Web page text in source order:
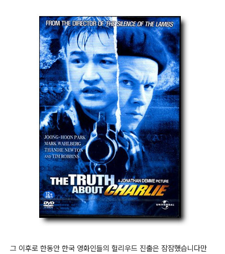
그 이후로 한동안 한국 영화인들의 헐리우드 진출은 잠잠했습니다만